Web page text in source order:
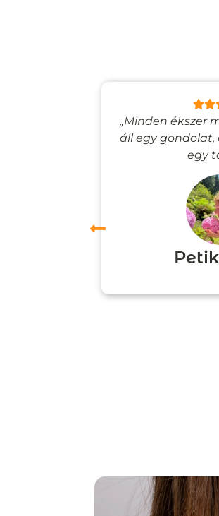
„Minden ékszer
áll egy gondolat,
egy